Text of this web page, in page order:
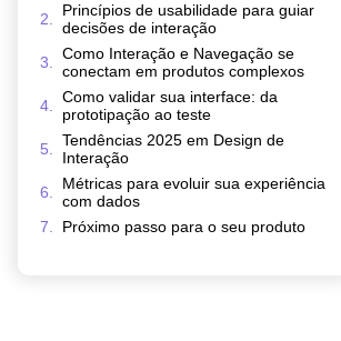
Princípios de usabilidade para guiar
decisões de interação
Como Interação e Navegação se
conectam em produtos complexos
Como validar sua interface: da
prototipação ao teste
Tendências 2025 em Design de
Interação
Métricas para evoluir sua experiência
com dados
Próximo passo para o seu produto